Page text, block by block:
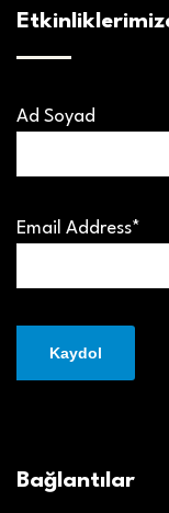
Ad Soyad
Email Address*
Bağlantılar